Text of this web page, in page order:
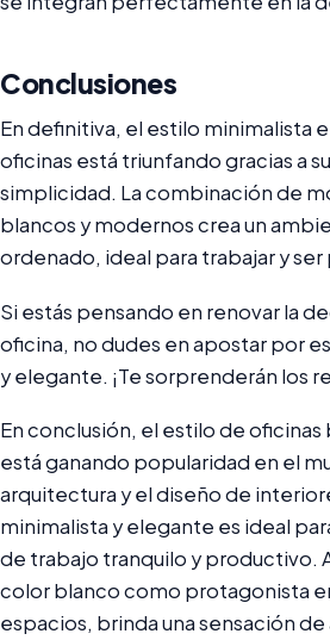
Conclusiones
En definitiva, el estilo minimalista
oficinas está triunfando gracias a
simplicidad. La combinación de
blancos y modernos crea un
ordenado, ideal para trabajar y
Si estás pensando en renovar la
oficina, no dudes en apostar por
y elegante. ¡Te sorprenderán los
En conclusión, el estilo de oficinas
está ganando popularidad en el
arquitectura y el diseño de
minimalista y elegante es ideal
de trabajo tranquilo y productivo.
color blanco como protagonista
espacios, brinda una sensación